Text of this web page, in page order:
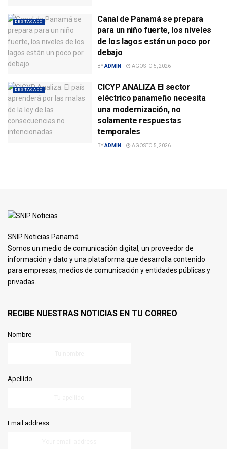
DESTACADO
Canal de Panamá se prepara
para un niño fuerte, los niveles
de los lagos están un poco por
debajo
BYADMIN AGOSTO 5, 2026
DESTACADO
CICYP ANALIZA El sector
eléctrico panameño necesita
una modernización, no
solamente respuestas
temporales
BYADMIN AGOSTO 5, 2026
SNIP Noticias Panamá
Somos un medio de comunicación digital, un proveedor de
información y dato y una plataforma que desarrolla contenido
para empresas, medios de comunicación y entidades públicas y
privadas.
RECIBE NUESTRAS NOTICIAS EN TU CORREO
Nombre
Apellido
Email address: